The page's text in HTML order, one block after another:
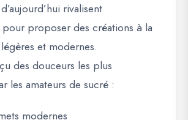
rivalisent
pour proposer des créations à la
et modernes.
des douceurs les plus
les amateurs de sucré :
modernes